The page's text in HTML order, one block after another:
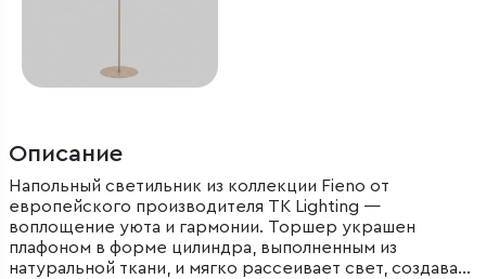
Описание
Напольный светильник из коллекции Fieno от
европейского производителя TK Lighting —
воплощение уюта и гармонии. Торшер украшен
плафоном в форме цилиндра, выполненным из
натуральной ткани, и мягко рассеивает свет, создавая